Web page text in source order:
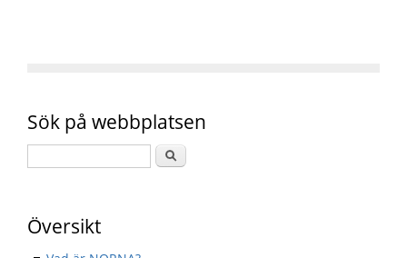
Sök på webbplatsen
Översikt